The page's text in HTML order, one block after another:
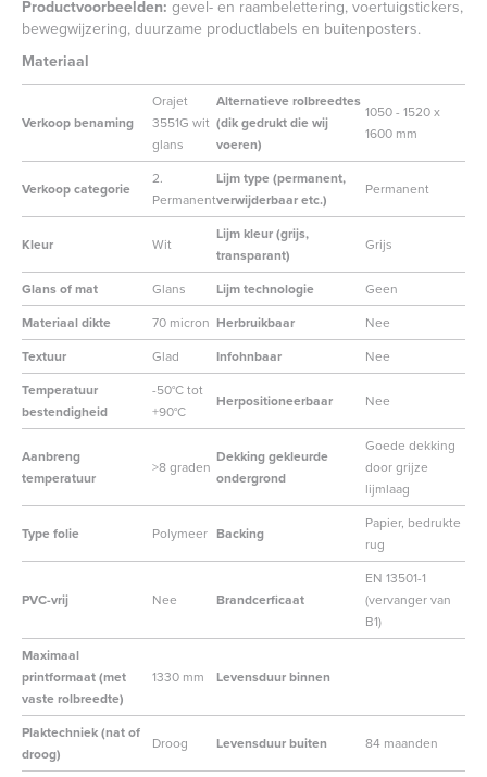
Productvoorbeelden: gevel- en raambelettering, voertuigstickers,
bewegwijzering, duurzame productlabels en buitenposters.
Materiaal
Verkoop benaming
Orajet
3551G wit
glans
Alternatieve rolbreedtes
(dik gedrukt die wij
voeren)
1050 - 1520 x
1600 mm
Verkoop categorie
2.
Permanent
Lijm type (permanent,
verwijderbaar etc.)
Permanent
Kleur Wit
Lijm kleur (grijs,
transparant)
Grijs
Glans of mat Glans Lijm technologie
Geen
Materiaal dikte
70 micron Herbruikbaar
Nee
Textuur
Glad Infohnbaar
Nee
Temperatuur
bestendigheid
-50°C tot
+90°C
Herpositioneerbaar Nee
Aanbreng
temperatuur
>8 graden
Dekking gekleurde
ondergrond
Goede dekking
door grijze
lijmlaag
Type folie Polymeer Backing
Papier, bedrukte
rug
PVC-vrij Nee Brandcerficaat
EN 13501-1
(vervanger van
B1)
Maximaal
printformaat (met
vaste rolbreedte)
1330 mm Levensduur binnen
Plaktechniek (nat of
droog)
Droog Levensduur buiten 84 maanden